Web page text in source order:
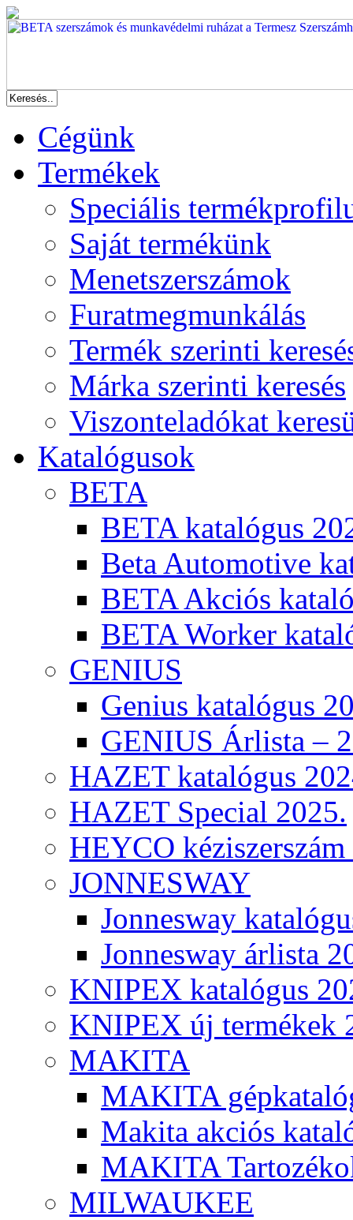
Cégünk
Termékek
Speciális
Saját termékünk
Menetszerszámok
Furatmegmunkálás
Termék szerinti
Márka szerinti keresés
Viszonteladókat
Katalógusok
BETA
BETA katalógus
Beta Automotive
BETA Akciós
BETA Worker
GENIUS
Genius katalógus
GENIUS Árlista –
HAZET katalógus
HAZET Special 2025.
HEYCO
JONNESWAY
Jonnesway
Jonnesway árlista
KNIPEX katalógus
KNIPEX új termékek
MAKITA
MAKITA
Makita akciós
MAKITA
MILWAUKEE